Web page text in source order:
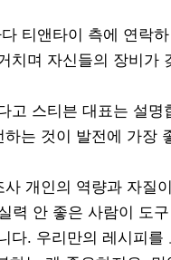
티앤타이 측에 연락
치며 자신들의 장비가
고 스티븐 대표는 설
는 것이 발전에 가장
개인의 역량과 자질
력 안 좋은 사람이 도
다. 우리만의 레시피